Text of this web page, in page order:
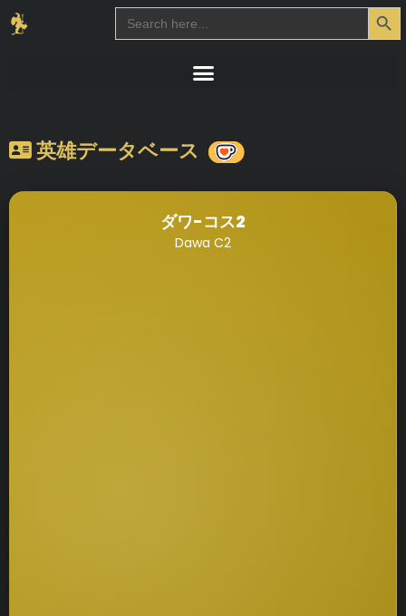
Search
for:
Search Button
英雄データベース
ダワ-コス2
Dawa C2